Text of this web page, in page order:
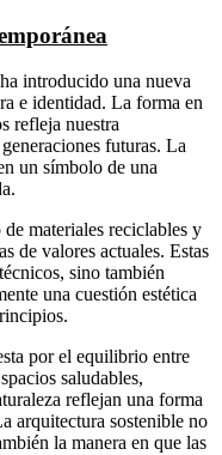
introducido una nueva
e identidad. La forma en
refleja nuestra
futuras. La
un símbolo de una
materiales reciclables y
de valores actuales. Estas
sino también
una cuestión estética
por el equilibrio entre
saludables,
reflejan una forma
arquitectura sostenible no
la manera en que las